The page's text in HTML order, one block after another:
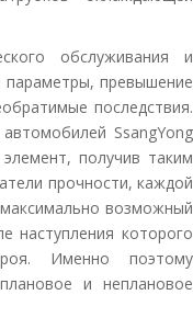
обслуживания и
превышение
последствия.
SsangYong
получив таким
прочности, каждой
возможный
наступления которого
Именно поэтому
и неплановое